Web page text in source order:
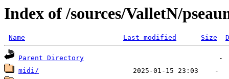
Index of /sources/ValletN/
Name Last modified Size
Parent Directory
midi/